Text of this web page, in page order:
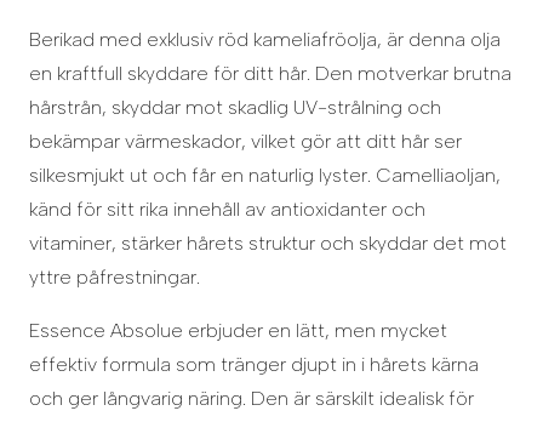
Berikad med exklusiv röd kameliafröolja, är denna olja
en kraftfull skyddare för ditt hår. Den motverkar brutna
hårstrån, skyddar mot skadlig UV-strålning och
bekämpar värmeskador, vilket gör att ditt hår ser
silkesmjukt ut och får en naturlig lyster. Camelliaoljan,
känd för sitt rika innehåll av antioxidanter och
vitaminer, stärker hårets struktur och skyddar det mot
yttre påfrestningar.
Essence Absolue erbjuder en lätt, men mycket
effektiv formula som tränger djupt in i hårets kärna
och ger långvarig näring. Den är särskilt idealisk för